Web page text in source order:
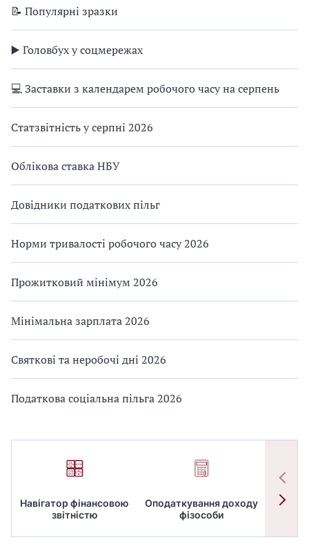
📝 Популярні зразки
▶️ Головбух у соцмережах
💻 Заставки з календарем робочого часу на серпень
Статзвітність у серпні 2026
Облікова ставка НБУ
Довідники податкових пільг
Норми тривалості робочого часу 2026
Прожитковий мінімум 2026
Мінімальна зарплата 2026
Святкові та неробочі дні 2026
Податкова соціальна пільга 2026
Навігатор фінансовою
звітністю
Оподаткування доходу
фізособи